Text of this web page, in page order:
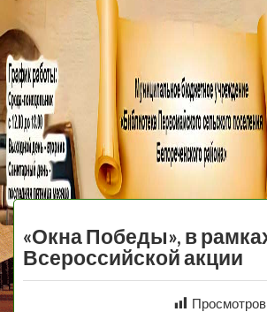
МБУ
«Окна Победы», в
Всероссийской акции